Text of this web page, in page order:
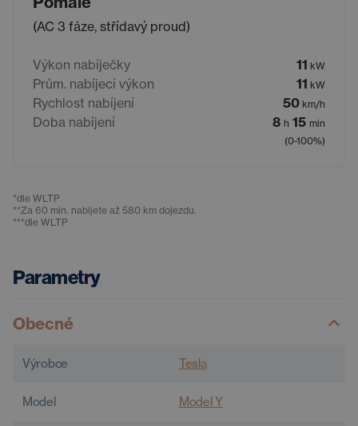
(AC 3 fáze, střídavý proud)
Výkon nabíječky 11 kW
Prům. nabíjecí výkon 11 kW
Rychlost nabíjení 50 km/h
Doba nabíjení 8 h 15 min
(0-100%)
*dle WLTP
**Za 60 min. nabijete až 580 km dojezdu.
***dle WLTP
Parametry
Obecné
Výrobce Tesla
Model Model Y